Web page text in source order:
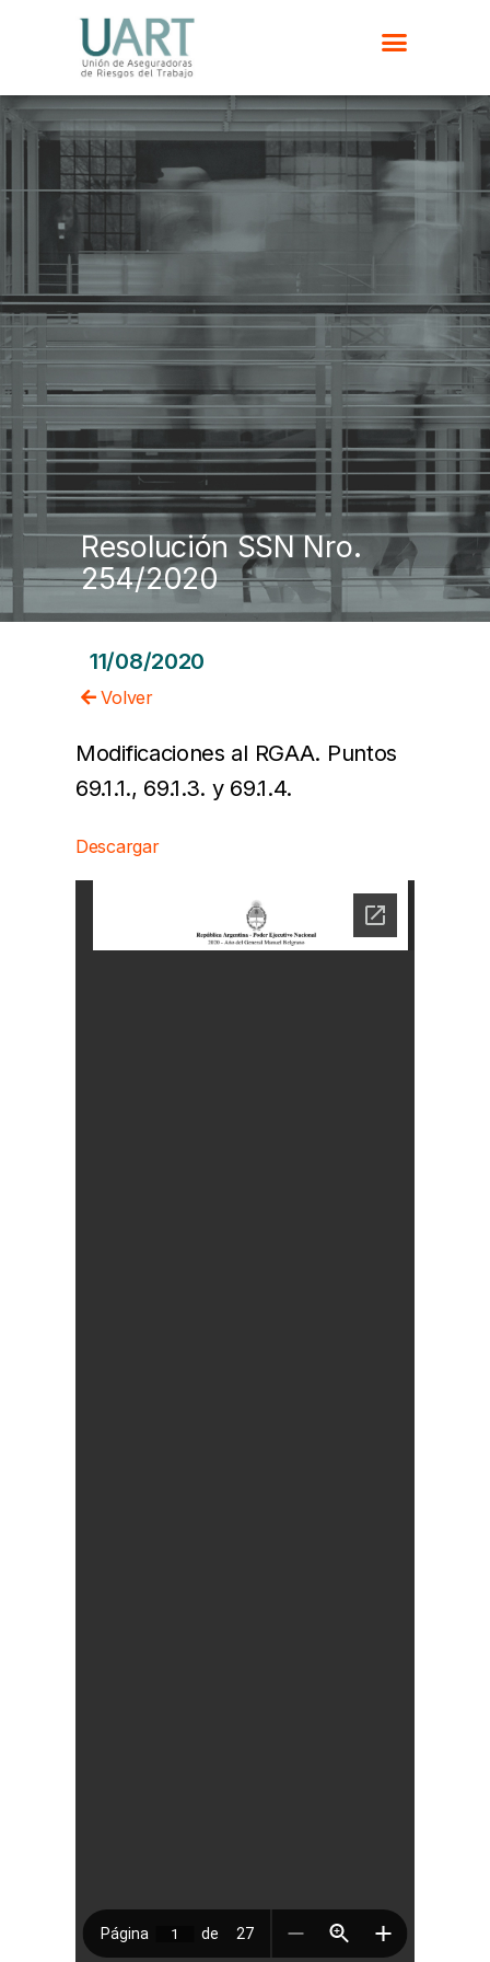
Resolución SSN Nro.
254/2020
11/08/2020
Volver
Modificaciones al RGAA. Puntos
69.1.1., 69.1.3. y 69.1.4.
Descargar